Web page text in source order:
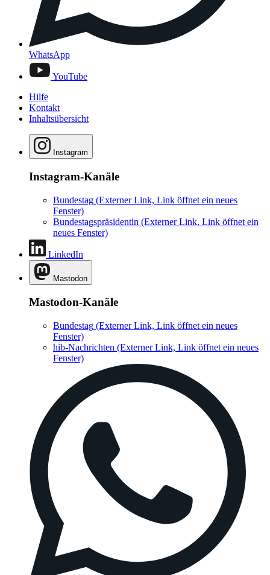
WhatsApp
YouTube
Hilfe
Kontakt
Inhaltsübersicht
Instagram
Instagram-Kanäle
Bundestag (Externer Link, Link öffnet ein neues
Fenster)
Bundestagspräsidentin (Externer Link, Link öffnet ein
neues Fenster)
LinkedIn
Mastodon
Mastodon-Kanäle
Bundestag (Externer Link, Link öffnet ein neues
Fenster)
hib-Nachrichten (Externer Link, Link öffnet ein neues
Fenster)